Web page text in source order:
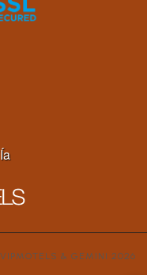
VIPMOTELS & GEMINI 2026